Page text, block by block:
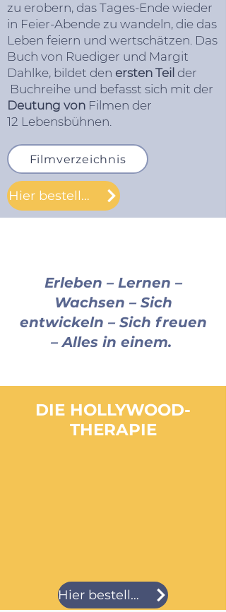
zu erobern, das Tages-Ende wieder
in Feier-Abende zu wandeln, die das
Leben feiern und wertschätzen. Das
Buch von Ruediger und Margit
Dahlke, bildet den ersten Teil der
Buchreihe und befasst sich mit der
Deutung von Filmen der
12 Lebensbühnen.
Filmverzeichnis
Hier bestellen
Erleben – Lernen –
Wachsen – Sich
entwickeln – Sich freuen
– Alles in einem.
DIE HOLLYWOOD-
THERAPIE
Hier bestellen